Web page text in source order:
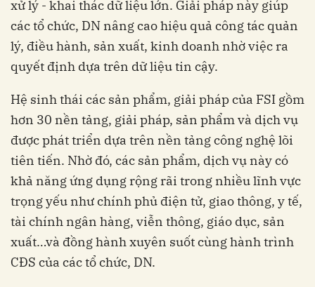
xử lý - khai thác dữ liệu lớn. Giải pháp này giúp
các tổ chức, DN nâng cao hiệu quả công tác quản
lý, điều hành, sản xuất, kinh doanh nhờ việc ra
quyết định dựa trên dữ liệu tin cậy.
Hệ sinh thái các sản phẩm, giải pháp của FSI gồm
hơn 30 nền tảng, giải pháp, sản phẩm và dịch vụ
được phát triển dựa trên nền tảng công nghệ lõi
tiên tiến. Nhờ đó, các sản phẩm, dịch vụ này có
khả năng ứng dụng rộng rãi trong nhiều lĩnh vực
trọng yếu như chính phủ điện tử, giao thông, y tế,
tài chính ngân hàng, viễn thông, giáo dục, sản
xuất…và đồng hành xuyên suốt cùng hành trình
CĐS của các tổ chức, DN.